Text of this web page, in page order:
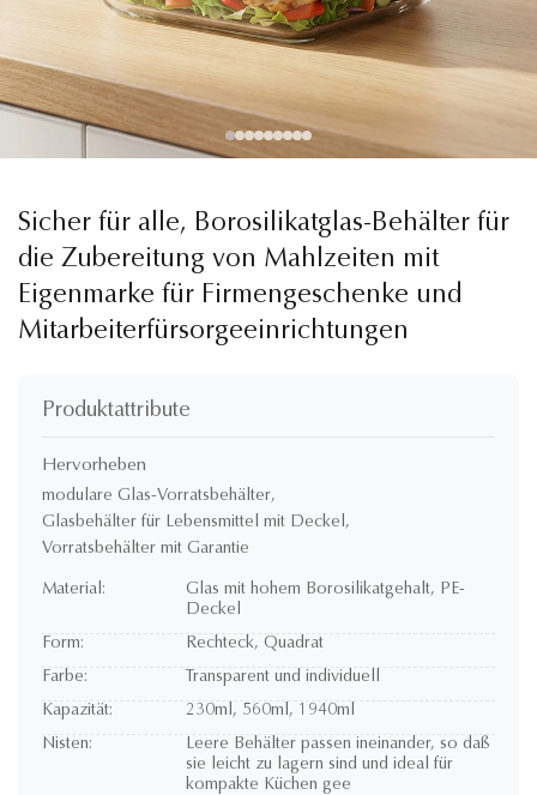
Sicher für alle, Borosilikatglas-Behälter für
die Zubereitung von Mahlzeiten mit
Eigenmarke für Firmengeschenke und
Mitarbeiterfürsorgeeinrichtungen
Produktattribute
Hervorheben
modulare Glas-Vorratsbehälter,
Glasbehälter für Lebensmittel mit Deckel,
Vorratsbehälter mit Garantie
Material:
Glas mit hohem Borosilikatgehalt, PE-
Deckel
Form:
Rechteck, Quadrat
Farbe:
Transparent und individuell
Kapazität:
230ml, 560ml, 1940ml
Nisten:
Leere Behälter passen ineinander, so daß
sie leicht zu lagern sind und ideal für
kompakte Küchen gee